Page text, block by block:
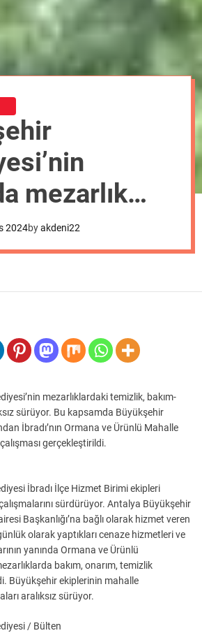
mezarlık
bakımları
2024byakdeni22
mezarlıklardaki temizlik, bakım-
sürüyor. Bu kapsamda Büyükşehir
İbradı’nın Ormana ve Ürünlü Mahalle
gerçekleştirildi.
İbradı İlçe Hizmet Birimi ekipleri
sürdürüyor. Antalya Büyükşehir
Başkanlığı’na bağlı olarak hizmet veren
olarak yaptıkları cenaze hizmetleri ve
yanında Ormana ve Ürünlü
bakım, onarım, temizlik
Büyükşehir ekiplerinin mahalle
aralıksız sürüyor.
/ Bülten